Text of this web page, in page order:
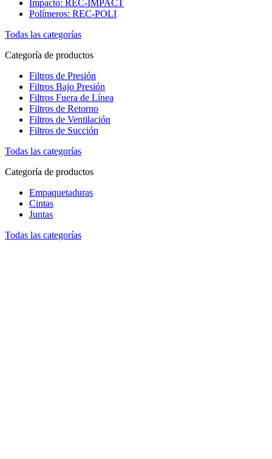
Impacto: REC-IMPACT
Polímeros: REC-POLI
Todas las categorías
Categoría de productos
Filtros de Presión
Filtros Bajo Presión
Filtros Fuera de Línea
Filtros de Retorno
Filtros de Ventilación
Filtros de Succión
Todas las categorías
Categoría de productos
Empaquetaduras
Cintas
Juntas
Todas las categorías